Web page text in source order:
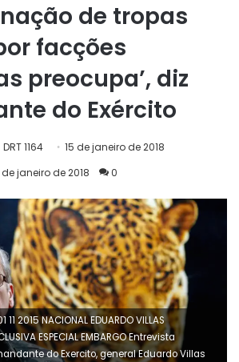
de tropas
facções
preocupa’, diz
do Exército
1164
15 de janeiro de 2018
janeiro de 2018
0
11 2015 NACIONAL EDUARDO VILLAS
ESPECIAL EMBARGO Entrevista
do Exercito, general Eduardo Villas